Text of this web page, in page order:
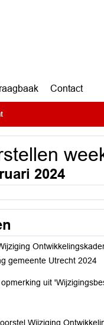
Contact
2024
gemeente Utrecht 2024
uit
Wijziging